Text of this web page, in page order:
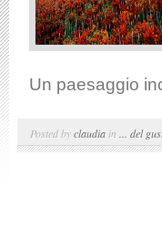
Un paesaggio
Posted byclaudia in ... del